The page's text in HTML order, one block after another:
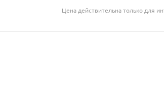
Цена действительна только для